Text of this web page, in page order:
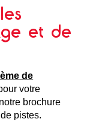
et de
de
votre
brochure
pistes.